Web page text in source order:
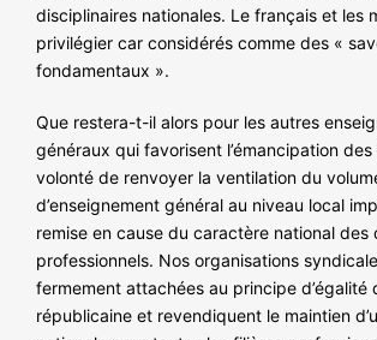
disciplinaires nationales. Le français et les
privilégier car considérés comme des «
fondamentaux ».
Que restera-t-il alors pour les autres
généraux qui favorisent l’émancipation
volonté de renvoyer la ventilation du
d’enseignement général au niveau local
remise en cause du caractère national des
professionnels. Nos organisations
fermement attachées au principe d’égalité
républicaine et revendiquent le maintien